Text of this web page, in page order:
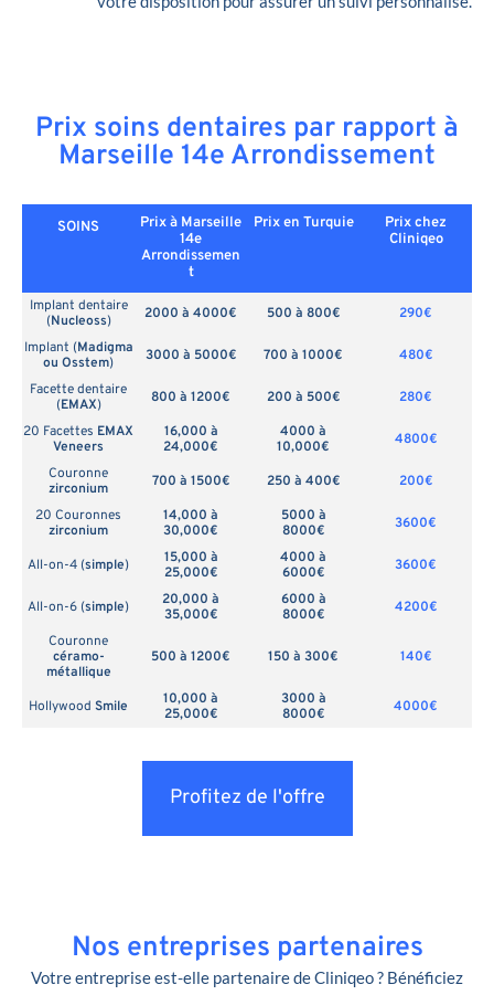
Prix soins dentaires par rapport à
Marseille 14e Arrondissement
SOINS
Prix à Marseille
14e
Arrondissemen
t
Prix en Turquie
Prix chez
Cliniqeo
Implant dentaire
(Nucleoss) 2000 à 4000€ 500 à 800€
290€
Implant (Madigma
ou Osstem) 3000 à 5000€ 700 à 1000€
480€
Facette dentaire
(EMAX) 800 à 1200€ 200 à 500€
280€
20 Facettes EMAX
Veneers
16,000 à
24,000€
4000 à
10,000€
4800€
Couronne
zirconium
700 à 1500€ 250 à 400€
200€
20 Couronnes
zirconium
14,000 à
30,000€
5000 à
8000€
3600€
All-on-4 (simple)
15,000 à
25,000€
4000 à
6000€
3600€
All-on-6 (simple)
20,000 à
35,000€
6000 à
8000€
4200€
Couronne
céramo-
métallique
500 à 1200€ 150 à 300€ 140€
Hollywood Smile
10,000 à
25,000€
3000 à
8000€
4000€
Profitez de l'offre
Nos entreprises partenaires
Votre entreprise est-elle partenaire de Cliniqeo ? Bénéficiez